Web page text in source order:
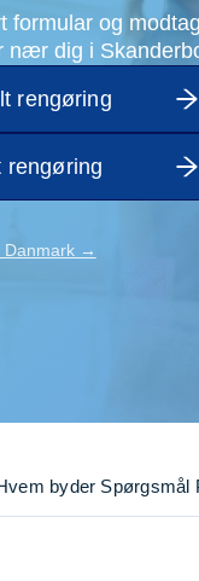
Ophængning af
Opsætning af
Tunge løft
Se alle...
formular og
nær dig i
rengøring
rengøring
Danmark →
byder Spørgsmål